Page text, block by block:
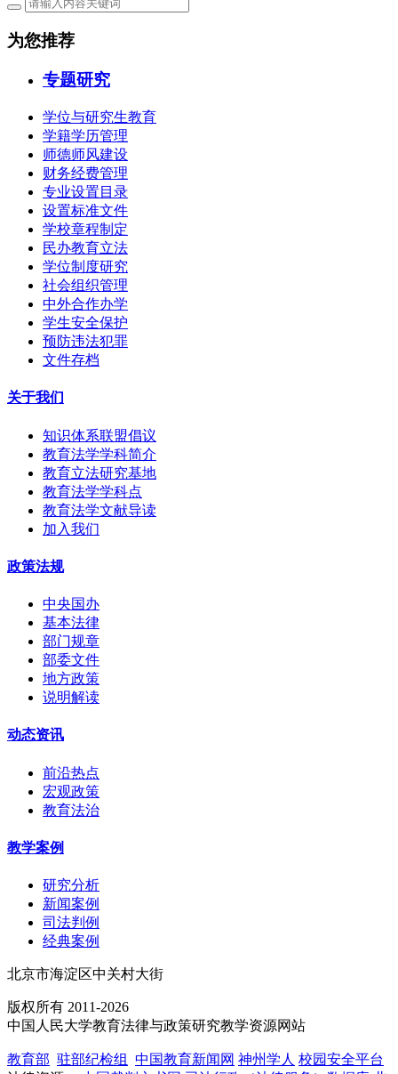
为您推荐
专题研究
学位与研究生教育
学籍学历管理
师德师风建设
财务经费管理
专业设置目录
设置标准文件
学校章程制定
民办教育立法
学位制度研究
社会组织管理
中外合作办学
学生安全保护
预防违法犯罪
文件存档
关于我们
知识体系联盟倡议
教育法学学科简介
教育立法研究基地
教育法学学科点
教育法学文献导读
加入我们
政策法规
中央国办
基本法律
部门规章
部委文件
地方政策
说明解读
动态资讯
前沿热点
宏观政策
教育法治
教学案例
研究分析
新闻案例
司法判例
经典案例
北京市海淀区中关村大街
版权所有 2011-2026
中国人民大学教育法律与政策研究教学资源网站
教育部 驻部纪检组 中国教育新闻网 神州学人 校园安全平台